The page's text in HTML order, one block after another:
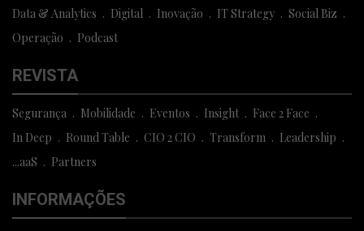
Data & Analytics Digital Inovação IT Strategy
Social Biz
Operação
Podcast
REVISTA
Segurança Mobilidade Eventos Insight
Face 2 Face
In Deep
Round Table CIO 2 CIO Transform
Leadership
...aaS
Partners
INFORMAÇÕES